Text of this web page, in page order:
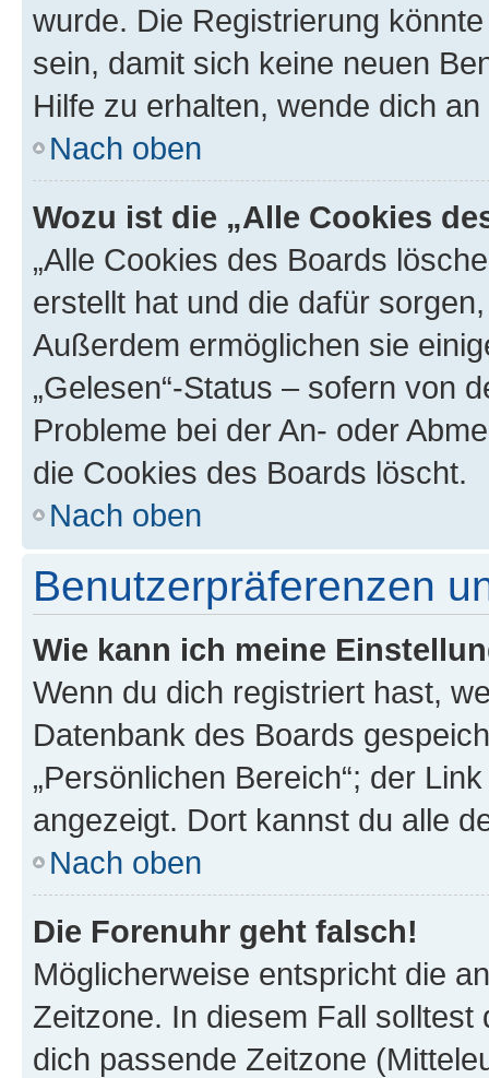
wurde. Die Registrierung
sein, damit sich keine neuen
Hilfe zu erhalten, wende dich
Nach oben
Wozu ist die „Alle Cookies
„Alle Cookies des Boards
erstellt hat und die dafür
Außerdem ermöglichen sie
„Gelesen“-Status – sofern von
Probleme bei der An- oder
die Cookies des Boards löscht.
Nach oben
Benutzerpräferenzen
Wie kann ich meine
Wenn du dich registriert hast,
Datenbank des Boards
„Persönlichen Bereich“; der
angezeigt. Dort kannst du alle
Nach oben
Die Forenuhr geht falsch!
Möglicherweise entspricht die
Zeitzone. In diesem Fall solltest
dich passende Zeitzone